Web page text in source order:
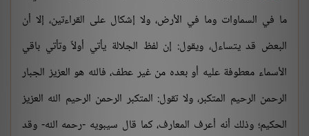
ما في السماوات وما في الأرض، ولا إشكال على القراءتين، إلا أن
البعض قد يتساءل، ويقول: إن لفظ الجلالة يأتي أولاً وتأتي باقي
الأسماء معطوفة عليه أو بعده من غير عطف، فالله هو العزيز الجبار
الرحمن الرحيم المتكبر، ولا تقول: المتكبر الرحمن الرحيم الله العزيز
الحكيم؛ وذلك أنه أعرف المعارف، كما قال سيبويه -رحمه الله- وقد